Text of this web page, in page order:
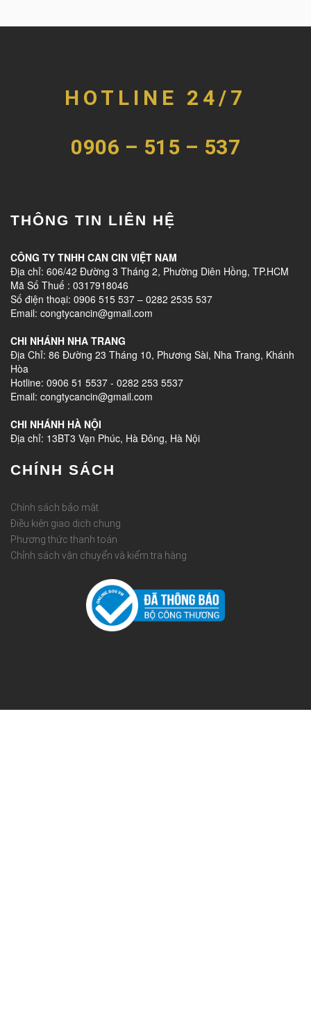
HOTLINE 24/7
0906 – 515 – 537
THÔNG TIN LIÊN HỆ
CÔNG TY TNHH CAN CIN VIỆT NAM
Địa chỉ: 606/42 Đường 3 Tháng 2, Phường Diên Hồng, TP.HCM
Mã Số Thuế : 0317918046
Số điện thoại: 0906 515 537 – 0282 2535 537
Email: congtycancin@gmail.com
CHI NHÁNH NHA TRANG
Địa Chỉ: 86 Đường 23 Tháng 10, Phương Sài, Nha Trang, Khánh
Hòa
Hotline: 0906 51 5537 - 0282 253 5537
Email: congtycancin@gmail.com
CHI NHÁNH HÀ NỘI
Địa chỉ: 13BT3 Vạn Phúc, Hà Đông, Hà Nội
CHÍNH SÁCH
Chính sách bảo mật
Điều kiện giao dịch chung
Phương thức thanh toán
Chỉnh sách vận chuyển và kiểm tra hàng